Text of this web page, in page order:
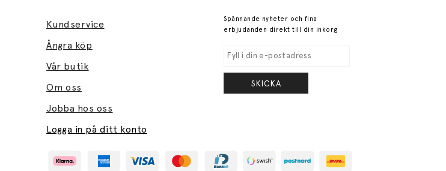
Kundservice
Ångra köp
Vår butik
Om oss
Jobba hos oss
Logga in på ditt konto
Spännande nyheter och fina
erbjudanden direkt till din inkorg
SKICKA